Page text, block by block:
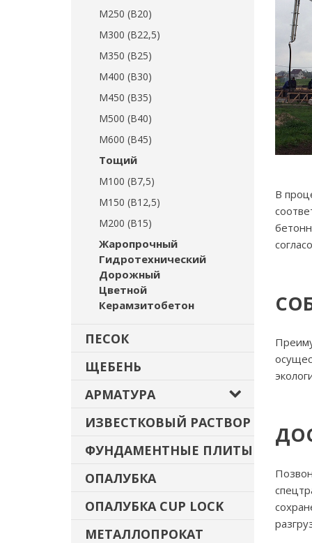
М250 (В20)
М300 (В22,5)
М350 (В25)
М400 (В30)
М450 (В35)
М500 (В40)
М600 (В45)
Тощий
М100 (В7,5)
М150 (В12,5)
М200 (В15)
Жаропрочный
Гидротехнический
Дорожный
Цветной
Керамзитобетон
ПЕСОК
ЩЕБЕНЬ
АРМАТУРА
ИЗВЕСТКОВЫЙ РАСТВОР
ФУНДАМЕНТНЫЕ ПЛИТЫ
ОПАЛУБКА
ОПАЛУБКА CUP LOCK
МЕТАЛЛОПРОКАТ
В